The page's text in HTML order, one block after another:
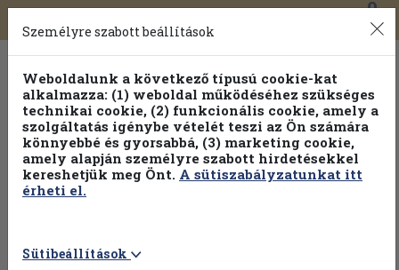
Toggle
navigation
0
Személyre szabott beállítások
Weboldalunk a következő típusú cookie-kat
alkalmazza: (1) weboldal működéséhez szükséges
technikai cookie, (2) funkcionális cookie, amely a
szolgáltatás igénybe vételét teszi az Ön számára
könnyebbé és gyorsabbá, (3) marketing cookie,
amely alapján személyre szabott hirdetésekkel
kereshetjük meg Önt. A sütiszabályzatunkat itt
érheti el.
Sütibeállítások